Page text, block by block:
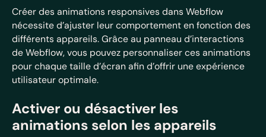
Créer des animations responsives dans Webflow
nécessite d’ajuster leur comportement en fonction des
différents appareils. Grâce au panneau d’interactions
de Webflow, vous pouvez personnaliser ces animations
pour chaque taille d’écran afin d’offrir une expérience
utilisateur optimale.
Activer ou désactiver les
animations selon les appareils